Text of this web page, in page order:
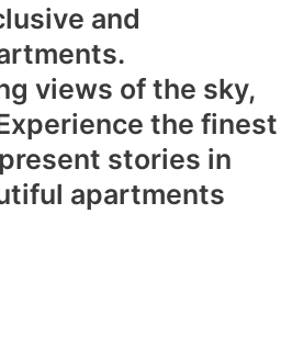
and
views of the sky,
the finest
stories in
apartments